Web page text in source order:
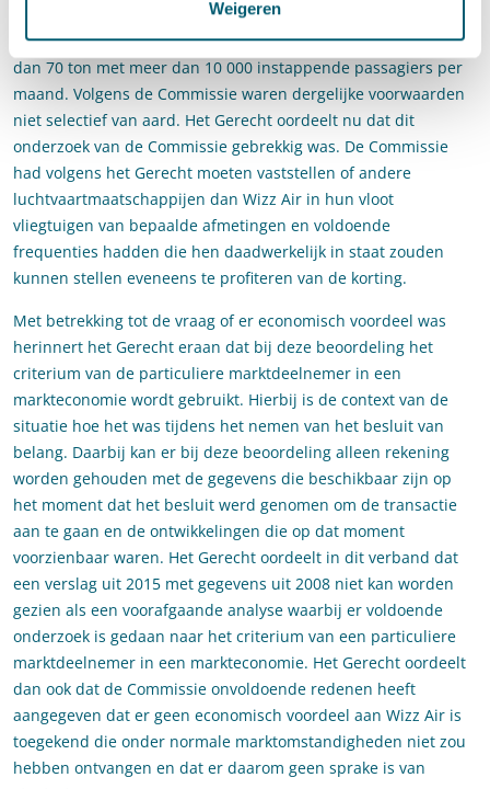
Weigeren
gebruikmaken. Een daarvan voorzag in kortingen van 72% tot
85% voor vliegtuigen met een maximaal startgewicht van meer
dan 70 ton met meer dan 10 000 instappende passagiers per
maand. Volgens de Commissie waren dergelijke voorwaarden
niet selectief van aard. Het Gerecht oordeelt nu dat dit
onderzoek van de Commissie gebrekkig was. De Commissie
had volgens het Gerecht moeten vaststellen of andere
luchtvaartmaatschappijen dan Wizz Air in hun vloot
vliegtuigen van bepaalde afmetingen en voldoende
frequenties hadden die hen daadwerkelijk in staat zouden
kunnen stellen eveneens te profiteren van de korting.
Met betrekking tot de vraag of er economisch voordeel was
herinnert het Gerecht eraan dat bij deze beoordeling het
criterium van de particuliere marktdeelnemer in een
markteconomie wordt gebruikt. Hierbij is de context van de
situatie hoe het was tijdens het nemen van het besluit van
belang. Daarbij kan er bij deze beoordeling alleen rekening
worden gehouden met de gegevens die beschikbaar zijn op
het moment dat het besluit werd genomen om de transactie
aan te gaan en de ontwikkelingen die op dat moment
voorzienbaar waren. Het Gerecht oordeelt in dit verband dat
een verslag uit 2015 met gegevens uit 2008 niet kan worden
gezien als een voorafgaande analyse waarbij er voldoende
onderzoek is gedaan naar het criterium van een particuliere
marktdeelnemer in een markteconomie. Het Gerecht oordeelt
dan ook dat de Commissie onvoldoende redenen heeft
aangegeven dat er geen economisch voordeel aan Wizz Air is
toegekend die onder normale marktomstandigheden niet zou
hebben ontvangen en dat er daarom geen sprake is van